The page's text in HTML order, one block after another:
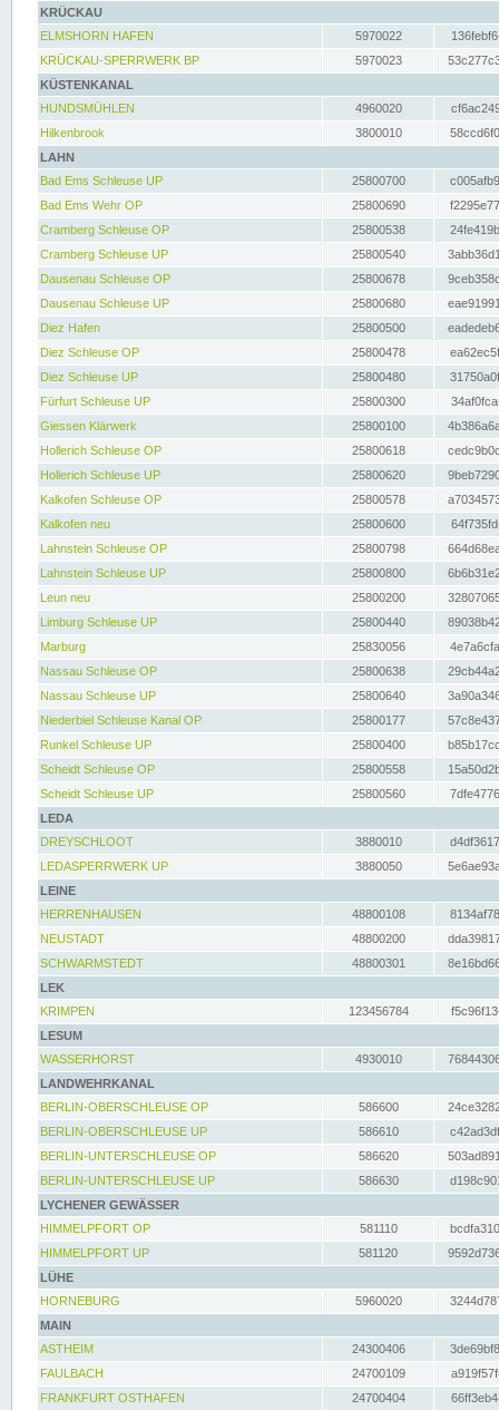
KRÜCKAU
ELMSHORN HAFEN
5970022
KRÜCKAU-SPERRWERK BP
5970023
KÜSTENKANAL
HUNDSMÜHLEN
4960020
Hilkenbrook
3800010
LAHN
Bad Ems Schleuse UP
25800700
Bad Ems Wehr OP
25800690
Cramberg Schleuse OP
25800538
Cramberg Schleuse UP
25800540
Dausenau Schleuse OP
25800678
Dausenau Schleuse UP
25800680
Diez Hafen
25800500
Diez Schleuse OP
25800478
Diez Schleuse UP
25800480
Fürfurt Schleuse UP
25800300
Giessen Klärwerk
25800100
Hollerich Schleuse OP
25800618
Hollerich Schleuse UP
25800620
Kalkofen Schleuse OP
25800578
Kalkofen neu
25800600
Lahnstein Schleuse OP
25800798
Lahnstein Schleuse UP
25800800
Leun neu
25800200
Limburg Schleuse UP
25800440
Marburg
25830056
Nassau Schleuse OP
25800638
Nassau Schleuse UP
25800640
Niederbiel Schleuse Kanal OP
25800177
Runkel Schleuse UP
25800400
Scheidt Schleuse OP
25800558
Scheidt Schleuse UP
25800560
LEDA
DREYSCHLOOT
3880010
LEDASPERRWERK UP
3880050
LEINE
HERRENHAUSEN
48800108
NEUSTADT
48800200
SCHWARMSTEDT
48800301
LEK
KRIMPEN
123456784
LESUM
WASSERHORST
4930010
LANDWEHRKANAL
BERLIN-OBERSCHLEUSE OP
586600
BERLIN-OBERSCHLEUSE UP
586610
BERLIN-UNTERSCHLEUSE OP
586620
BERLIN-UNTERSCHLEUSE UP
586630
LYCHENER GEWÄSSER
HIMMELPFORT OP
581110
HIMMELPFORT UP
581120
LÜHE
HORNEBURG
5960020
MAIN
ASTHEIM
24300406
FAULBACH
24700109
FRANKFURT OSTHAFEN
24700404